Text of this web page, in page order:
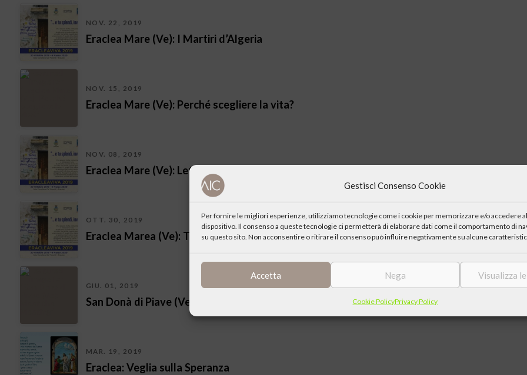
Gestisci Consenso Cookie
Per fornire le migliori esperienze, utilizziamo tecnologie come i cookie per memorizzare e/o accedere
dispositivo. Il consenso a queste tecnologie ci permetterà di elaborare dati come il comportamento di
su questo sito. Non acconsentire o ritirare il consenso può influire negativamente su alcune
Accetta Nega Visualizza
Cookie PolicyPrivacy Policy
NOV. 22, 2019
Eraclea Mare (Ve): I Martiri d’Algeria
NOV. 15, 2019
Eraclea Mare (Ve): Perché scegliere la vita?
NOV. 08, 2019
Eraclea Mare (Ve): Lettura de I Cori da “La Rocca”
OTT. 30, 2019
Eraclea Marea (Ve): Tardi ti ho amato, bellezza..
GIU. 01, 2019
San Donà di Piave (Ve): Meet the Meeting
MAR. 19, 2019
Eraclea: Veglia sulla Speranza